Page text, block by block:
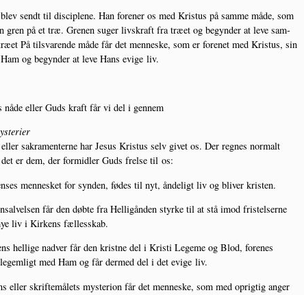
sendt til discip­le­ne. Han for­e­ner os med Kristus på sam­me måde, som
gren på et træ. Gre­nen suger livs­kraft fra træ­et og begyn­der at leve sam­
På til­sva­ren­de måde får det men­ne­ske, som er for­e­net med Kristus, sin
og begyn­der at leve Hans evi­ge liv.
nåde eller Guds kraft får vi del i gennem
sakra­men­ter­ne har Jesus Kristus selv givet os. Der reg­nes nor­malt
er dem, der for­mid­ler Guds frel­se til os:
men­ne­sket for syn­den, fødes til nyt, ånde­ligt liv og bli­ver kristen.
får den døb­te fra Hel­li­gån­den styr­ke til at stå imod fri­stel­ser­ne
liv i Kir­kens fællesskab.
hel­li­ge nad­ver får den krist­ne del i Kri­sti Lege­me og Blod, for­e­nes
med Ham og får der­med del i det evi­ge liv.
eller skrif­te­må­lets myste­rion får det men­ne­ske, som med oprig­tig anger